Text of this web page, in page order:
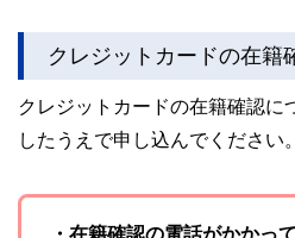
クレジットカードの在籍
クレジットカードの在籍確認に
したうえで申し込んでください。
・在籍確認の電話がかかっ